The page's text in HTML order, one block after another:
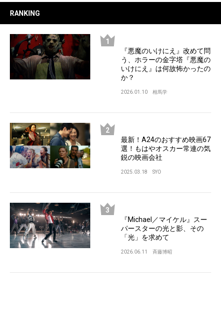
RANKING
『悪魔のいけにえ』改めて問
う、ホラーの金字塔『悪魔の
いけにえ』は何故怖かったの
か？
2026.01.10 相馬学
最新！A24のおすすめ映画67
選！もはやオスカー常連の気
鋭の映画会社
2025.03.18 SYO
『Michael／マイケル』スー
パースターの光と影、その
「光」を求めて
2026.06.11 斉藤博昭